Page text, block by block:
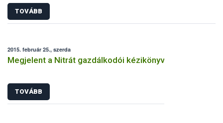
TOVÁBB
2015. február 25., szerda
Megjelent a Nitrát gazdálkodói kézikönyv
TOVÁBB